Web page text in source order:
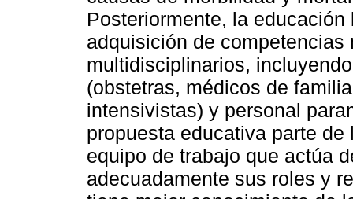
Posteriormente, la
adquisición de
multidisciplinarios,
(obstetras, médicos de
intensivistas) y personal
propuesta educativa parte
equipo de trabajo que actúa
adecuadamente sus roles y